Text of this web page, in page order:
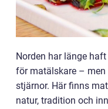
Norden har länge
för matälskare – men
stjärnor. Här finns
natur, tradition och